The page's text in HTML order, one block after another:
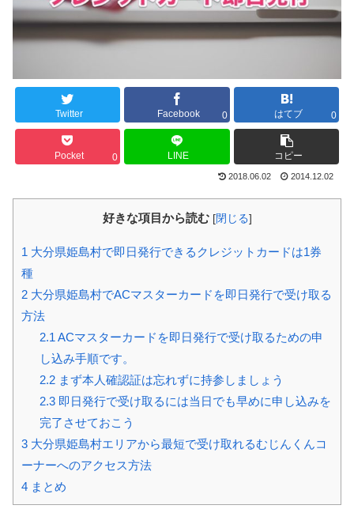
Twitter Facebook 0 はてブ 0
Pocket 0 LINE コピー
2018.06.02 2014.12.02
好きな項目から読む [閉じる]
1 大分県姫島村で即日発行できるクレジットカードは1券
種
2 大分県姫島村でACマスターカードを即日発行で受け取る
方法
2.1 ACマスターカードを即日発行で受け取るための申
し込み手順です。
2.2まず本人確認証は忘れずに持参しましょう
2.3即日発行で受け取るには当日でも早めに申し込みを
完了させておこう
3 大分県姫島村エリアから最短で受け取れるむじんくんコ
ーナーへのアクセス方法
4 まとめ